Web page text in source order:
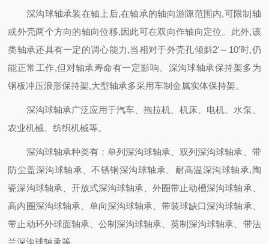
深沟球轴承装在轴上后,在轴承的轴向游隙范围内,可限制轴
或外壳两个方向的轴向位移,因此可在双向作轴向定位。此外,该
类轴承还具有一定的调心能力,当相对于外壳孔倾斜2′～10′时,仍
能正常工作,但对轴承寿命有一定影响。深沟球轴承保持架多为
钢板冲压浪形保持架,大型轴承多采用车制金属实体保持架。
深沟球轴承广泛应用于汽车、拖拉机、机床、电机、水泵、
农业机械、纺织机械等。
深沟球轴承种类有：单列深沟球轴承、双列深沟球轴承、带
防尘盖深沟球轴承、不锈钢深沟球轴承、耐高温深沟球轴承,陶
瓷深沟球轴承、开放式深沟球轴承、外圈带止动槽深沟球轴承、
高内圈深沟球轴承、单向深沟球轴承、带装球缺口深沟球轴承、
带止动环外球面轴承、公制深沟球轴承、英制深沟球轴承、带法
兰深沟球轴承等。